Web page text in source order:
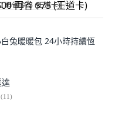
再省 $75 (王道卡)
兔暖暖包 24小時持續恆
(11)